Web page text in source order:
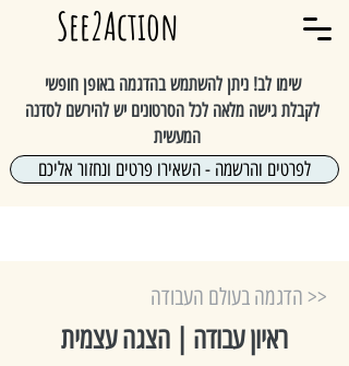
שימו לב! ניתן להשתמש בהדגמה באופן חופשי
לקבלת גישה מלאה לכל הסרטונים יש להירשם לסדנה
המעשית
לפרטים והרשמה - השאירו פרטים ונחזור אליכם
See2Action
<< הדגמה בעולם העבודה
ראיון עבודה | הצגה עצמית